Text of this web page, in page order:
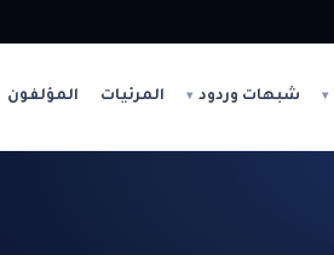
شبهات وردود المرئيات المؤلفون